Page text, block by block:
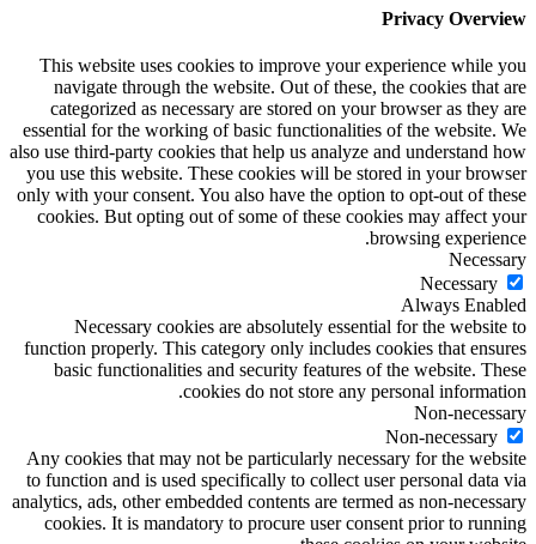
Privacy Overview
This website uses cookies to improve your experience while you
navigate through the website. Out of these, the cookies that are
categorized as necessary are stored on your browser as they are
essential for the working of basic functionalities of the website. We
also use third-party cookies that help us analyze and understand how
you use this website. These cookies will be stored in your browser
only with your consent. You also have the option to opt-out of these
cookies. But opting out of some of these cookies may affect your
browsing experience.
Necessary
Necessary
Always Enabled
Necessary cookies are absolutely essential for the website to
function properly. This category only includes cookies that ensures
basic functionalities and security features of the website. These
cookies do not store any personal information.
Non-necessary
Non-necessary
Any cookies that may not be particularly necessary for the website
to function and is used specifically to collect user personal data via
analytics, ads, other embedded contents are termed as non-necessary
cookies. It is mandatory to procure user consent prior to running